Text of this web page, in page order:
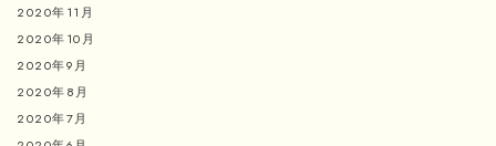
2020年11月
2020年10月
2020年9月
2020年8月
2020年7月